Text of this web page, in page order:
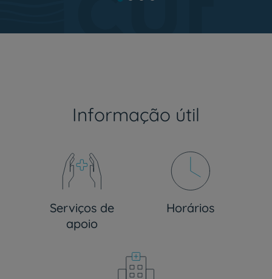
Informação útil
Serviços de
apoio
Horários